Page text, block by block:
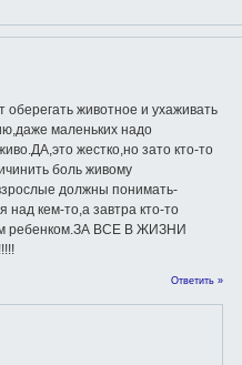
животное и ухаживать
маленьких надо
жестко,но зато кто-то
боль живому
должны понимать-
над кем-то,а завтра кто-то
ребенком.ЗА ВСЕ В ЖИЗНИ
Ответить »